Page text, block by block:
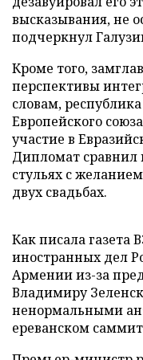
высказывания, не
подчеркнул
Кроме того,
перспективы
словам,
Европейского
участие в
Дипломат сравнил
стульях с
двух свадьбах.
Как писала газета
иностранных дел
Армении из-за
Владимиру
ненормальными
ереванском